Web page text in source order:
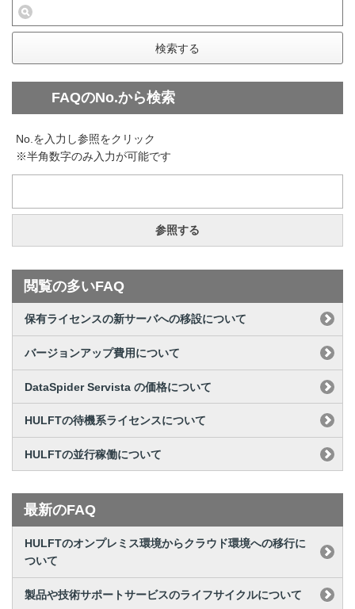
検索する
FAQのNo.から検索
No.を入力し参照をクリック
※半角数字のみ入力が可能です
参照する
閲覧の多いFAQ
保有ライセンスの新サーバへの移設について
バージョンアップ費用について
DataSpider Servista の価格について
HULFTの待機系ライセンスについて
HULFTの並行稼働について
最新のFAQ
HULFTのオンプレミス環境からクラウド環境への移行に
ついて
製品や技術サポートサービスのライフサイクルについて